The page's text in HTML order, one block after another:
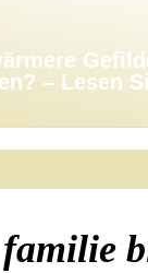
– Lesen